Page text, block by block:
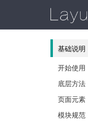
基础说明
开始使用
底层方法
页面元素
模块规范